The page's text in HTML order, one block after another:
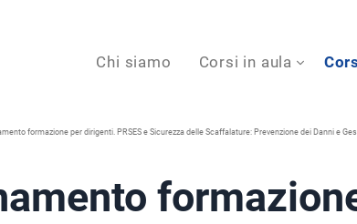
Chi siamo Corsi in aula
formazione per dirigenti. PRSES e Sicurezza delle Scaffalature: Prevenzione dei Danni e